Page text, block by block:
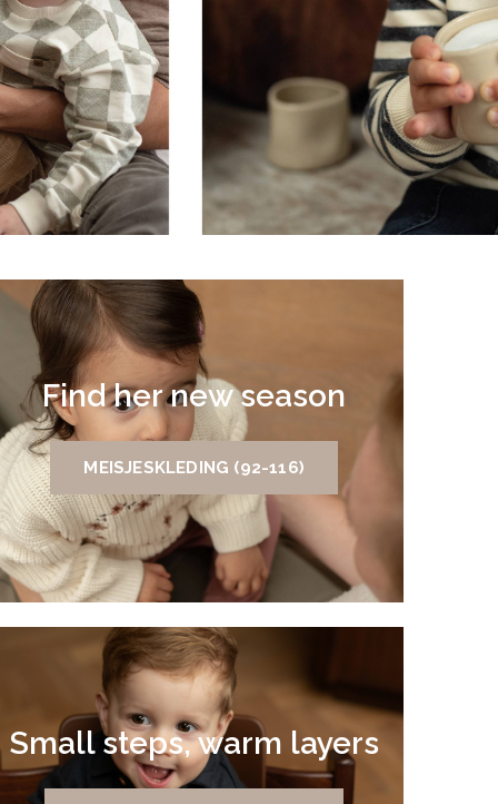
Find her new season
MEISJESKLEDING (92-116)
Small steps, warm layers